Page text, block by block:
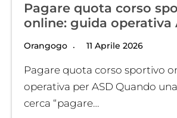
Pagare quota corso
online: guida operativa
Orangogo 11 Aprile 2026
Pagare quota corso sportivo
operativa per ASD Quando
cerca “pagare…